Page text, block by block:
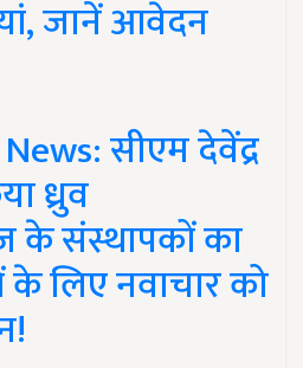
जानें आवेदन
सीएम देवेंद्र
ध्रुव
के संस्थापकों का
के लिए नवाचार को